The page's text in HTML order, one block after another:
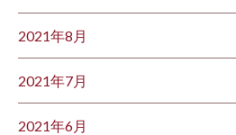
2021年8月
2021年7月
2021年6月